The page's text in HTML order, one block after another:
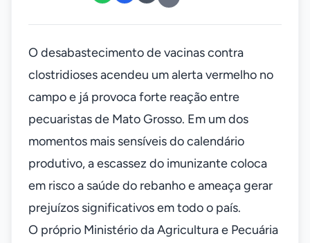
O desabastecimento de vacinas contra
clostridioses acendeu um alerta vermelho no
campo e já provoca forte reação entre
pecuaristas de Mato Grosso. Em um dos
momentos mais sensíveis do calendário
produtivo, a escassez do imunizante coloca
em risco a saúde do rebanho e ameaça gerar
prejuízos significativos em todo o país.
O próprio Ministério da Agricultura e Pecuária